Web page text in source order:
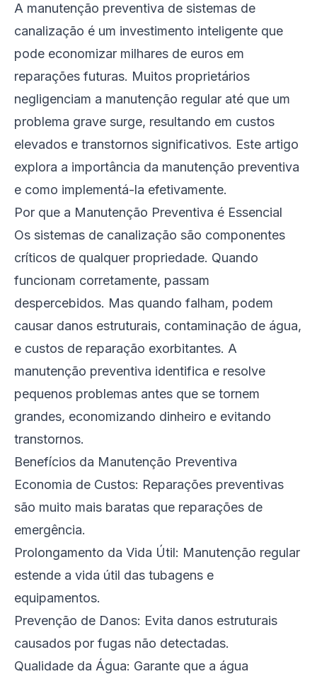
A manutenção preventiva de sistemas de
canalização é um investimento inteligente que
pode economizar milhares de euros em
reparações futuras. Muitos proprietários
negligenciam a manutenção regular até que um
problema grave surge, resultando em custos
elevados e transtornos significativos. Este artigo
explora a importância da manutenção preventiva
e como implementá-la efetivamente.
Por que a Manutenção Preventiva é Essencial
Os sistemas de canalização são componentes
críticos de qualquer propriedade. Quando
funcionam corretamente, passam
despercebidos. Mas quando falham, podem
causar danos estruturais, contaminação de água,
e custos de reparação exorbitantes. A
manutenção preventiva identifica e resolve
pequenos problemas antes que se tornem
grandes, economizando dinheiro e evitando
transtornos.
Benefícios da Manutenção Preventiva
Economia de Custos: Reparações preventivas
são muito mais baratas que reparações de
emergência.
Prolongamento da Vida Útil: Manutenção regular
estende a vida útil das tubagens e
equipamentos.
Prevenção de Danos: Evita danos estruturais
causados por fugas não detectadas.
Qualidade da Água: Garante que a água